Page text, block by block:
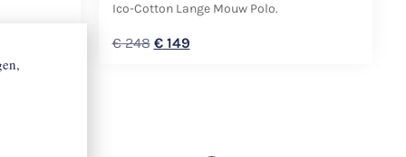
Ico-Cotton Lange Mouw Polo.
€248 €149